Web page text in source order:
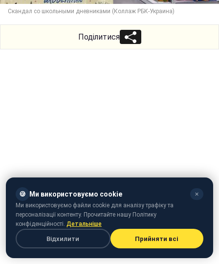
Скандал со школьными дневниками (Коллаж РБК-Украина)
Поділитися
🍪 Ми використовуємо cookie ✕
Ми використовуємо файли cookie для аналізу трафіку та
персоналізації контенту. Прочитайте нашу Політику
конфіденційності. Детальніше
Відхилити Прийняти всі